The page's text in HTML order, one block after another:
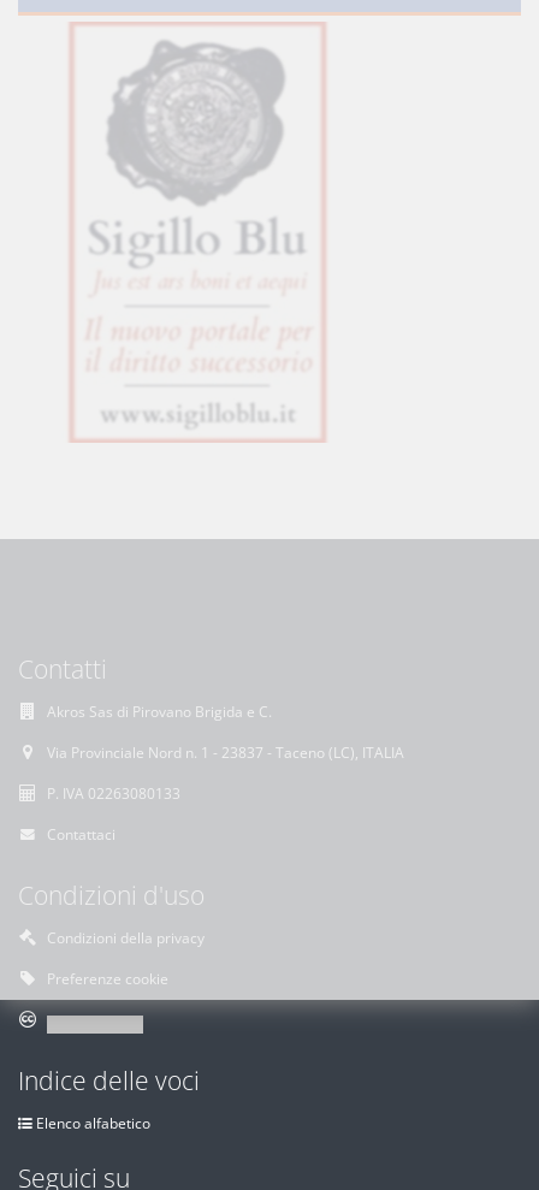
Contatti
Akros Sas di Pirovano Brigida e C.
Via Provinciale Nord n. 1 - 23837 - Taceno (LC), ITALIA
P. IVA 02263080133
Contattaci
Condizioni d'uso
Condizioni della privacy
Preferenze cookie
Indice delle voci
Elenco alfabetico
Seguici su